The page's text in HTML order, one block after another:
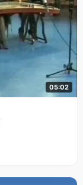
05:02